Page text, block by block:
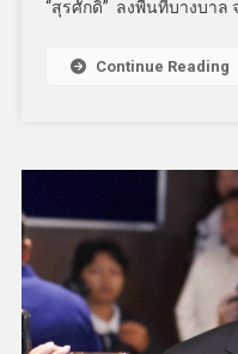
“สุรศักดิ์” ลงพื้นที่บางบาล
Continue Reading